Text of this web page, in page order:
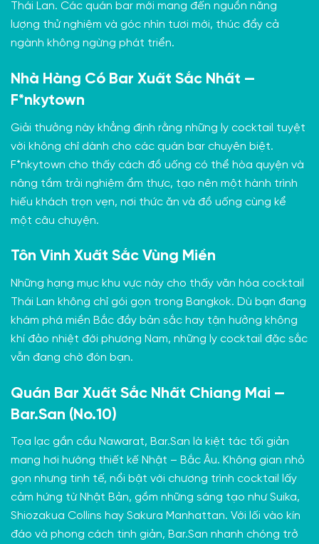
Thái Lan. Các quán bar mới mang đến nguồn năng
lượng thử nghiệm và góc nhìn tươi mới, thúc đẩy cả
ngành không ngừng phát triển.
Nhà Hàng Có Bar Xuất Sắc Nhất —
F*nkytown
Giải thưởng này khẳng định rằng những ly cocktail tuyệt
vời không chỉ dành cho các quán bar chuyên biệt.
F*nkytown cho thấy cách đồ uống có thể hòa quyện và
nâng tầm trải nghiệm ẩm thực, tạo nên một hành trình
hiếu khách trọn vẹn, nơi thức ăn và đồ uống cùng kể
một câu chuyện.
Tôn Vinh Xuất Sắc Vùng Miền
Những hạng mục khu vực này cho thấy văn hóa cocktail
Thái Lan không chỉ gói gọn trong Bangkok. Dù bạn đang
khám phá miền Bắc đầy bản sắc hay tận hưởng không
khí đảo nhiệt đới phương Nam, những ly cocktail đặc sắc
vẫn đang chờ đón bạn.
Quán Bar Xuất Sắc Nhất Chiang Mai —
Bar.San (No.10)
Tọa lạc gần cầu Nawarat, Bar.San là kiệt tác tối giản
mang hơi hướng thiết kế Nhật – Bắc Âu. Không gian nhỏ
gọn nhưng tinh tế, nổi bật với chương trình cocktail lấy
cảm hứng từ Nhật Bản, gồm những sáng tạo như Suika,
Shiozakua Collins hay Sakura Manhattan. Với lối vào kín
đáo và phong cách tinh giản, Bar.San nhanh chóng trở